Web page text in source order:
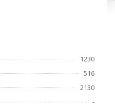
1230
516
2130
-